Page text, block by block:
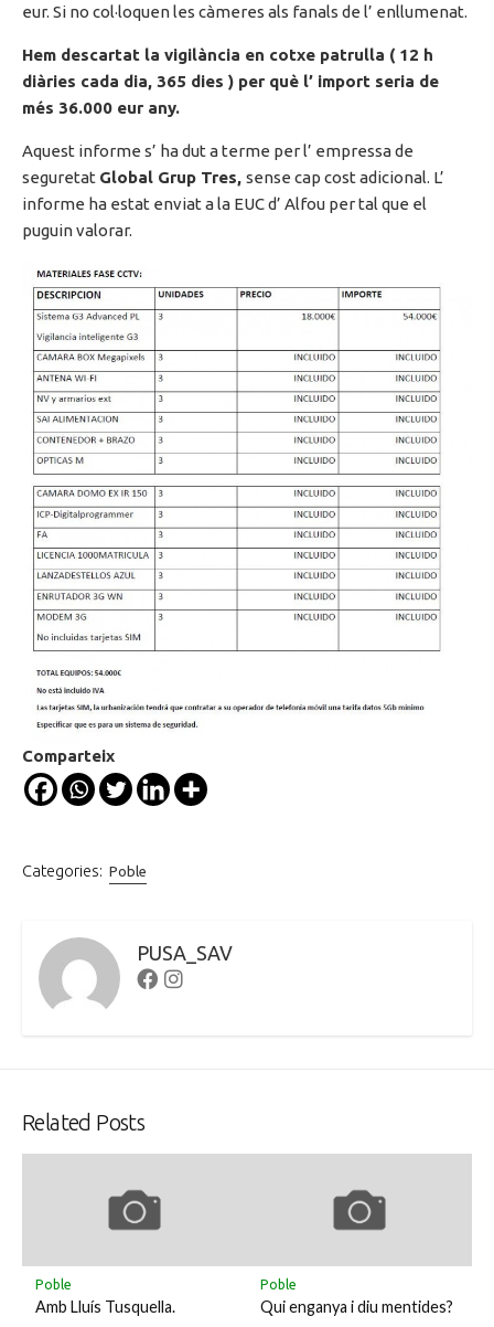
eur. Si no col·loquen les càmeres als fanals de l’ enllumenat.
Hem descartat la vigilància en cotxe patrulla ( 12 h
diàries cada dia, 365 dies ) per què l’ import seria de
més 36.000 eur any.
Aquest informe s’ ha dut a terme per l’ empressa de
seguretat Global Grup Tres, sense cap cost adicional. L’
informe ha estat enviat a la EUC d’ Alfou per tal que el
puguin valorar.
Comparteix
Categories: Poble
PUSA_SAV
FacebookInstagram
Related Posts
Poble
Amb Lluís Tusquella.
Poble
Qui enganya i diu mentides?